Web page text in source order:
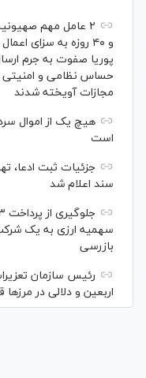
و ۴۰ روزه به سزای
پوریا صفوت به جرم
حساس نظامی و امنیتی
مجازات آویخته شدند
هیچ یک از اموال
است
سند اعلام شد
سهمیه ارزی به یک
بازرسی
رئیس سازمان
اربعین و دلالی در